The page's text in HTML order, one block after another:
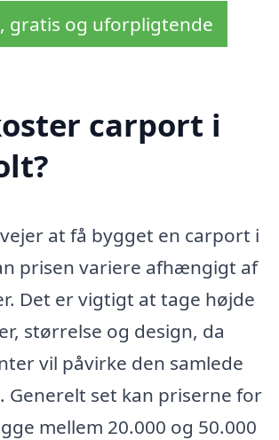
gratis og uforpligtende
carport i
at få bygget en carport i
prisen variere afhængigt af
Det er vigtigt at tage højde
størrelse og design, da
vil påvirke den samlede
Generelt set kan priserne for
mellem 20.000 og 50.000